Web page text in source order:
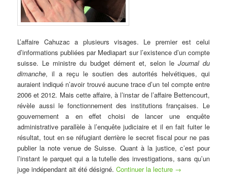
L’affaire Cahuzac a plusieurs visages. Le premier est celui
d’informations publiées par Mediapart sur l’existence d’un compte
suisse. Le ministre du budget dément et, selon le Journal du
dimanche, il a reçu le soutien des autorités helvétiques, qui
auraient indiqué n’avoir trouvé aucune trace d’un tel compte entre
2006 et 2012. Mais cette affaire, à l’instar de l’affaire Bettencourt,
révèle aussi le fonctionnement des institutions françaises. Le
gouvernement a en effet choisi de lancer une enquête
administrative parallèle à l’enquête judiciaire et il en fait fuiter le
résultat, tout en se réfugiant derrière le secret fiscal pour ne pas
publier la note venue de Suisse. Quant à la justice, c’est pour
l’instant le parquet qui a la tutelle des investigations, sans qu’un
juge indépendant ait été désigné.Continuer la lecture →